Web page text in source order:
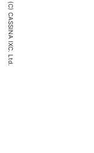
(C) CASSINA IXC. Ltd.